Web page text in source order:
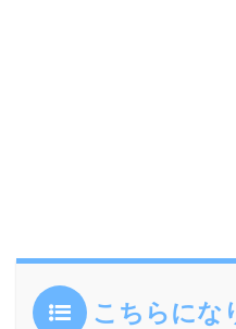
こちらにな